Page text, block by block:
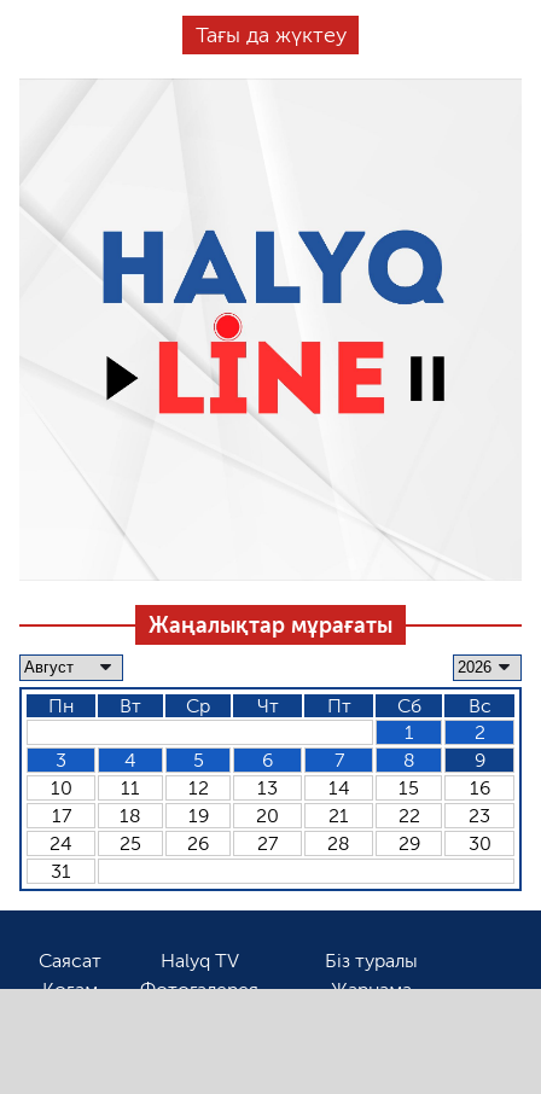
Тағы да жүктеу
Жаңалықтар мұрағаты
Пн Вт Ср Чт Пт Сб
Вс
1
2
3
4 5 6 7 8
9
10
11 12 13 14 15
16
17
18 19 20 21 22
23
24
25 26 27 28 29
30
31
Саясат
Қоғам
Halyq TV
Фотогалерея
Біз туралы
Жарнама